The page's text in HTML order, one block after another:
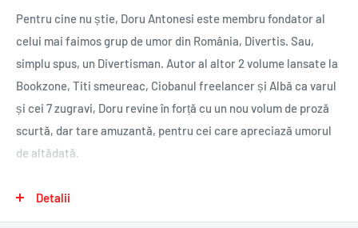
Pentru cine nu știe, Doru Antonesi este membru fondator al
celui mai faimos grup de umor din România, Divertis. Sau,
simplu spus, un Divertisman. Autor al altor 2 volume lansate la
Bookzone, Titi smeureac, Ciobanul freelancer și Albă ca varul
și cei 7 zugravi, Doru revine în forță cu un nou volum de proză
scurtă, dar tare amuzantă, pentru cei care apreciază umorul
de altădată.
Deși grupul s-a destrămat de mai bine de un deceniu, Doru
activează încă în domeniul comediei, continuându-şi misiunea
Detalii